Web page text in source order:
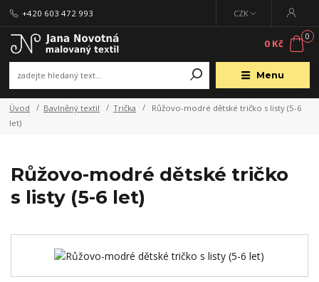
Menu
CZK
+420 603 472 993
0
0 Kč
Úvod Bavlněný textil Trička
Růžovo-modré dětské tričko s listy (5-6
let)
Růžovo-modré dětské tričko
s listy (5-6 let)